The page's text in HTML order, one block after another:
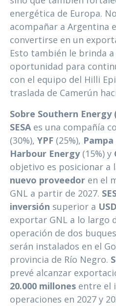
energética de Europa.
acompañar a Argentina
convertirse en un
Esto también le brinda a
oportunidad para
con el equipo del Hilli
traslada de Camerún
Sobre Southern Energy
SESAes una compañía
(30%), YPF (25%),
Harbour Energy(15%) y
objetivo es posicionar a
nuevo proveedor en el
GNL a partir de 2027.
inversión superior a
exportar GNL a lo largo
operación de dos
serán instalados en el
provincia de Río Negro.
prevé alcanzar
20.000 millones entre el
operaciones en 2027 y